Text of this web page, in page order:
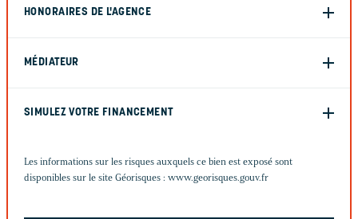
HONORAIRES DE L'AGENCE
MÉDIATEUR
SIMULEZ VOTRE FINANCEMENT
Les informations sur les risques auxquels ce bien est exposé sont
disponibles sur le site Géorisques : www.georisques.gouv.fr